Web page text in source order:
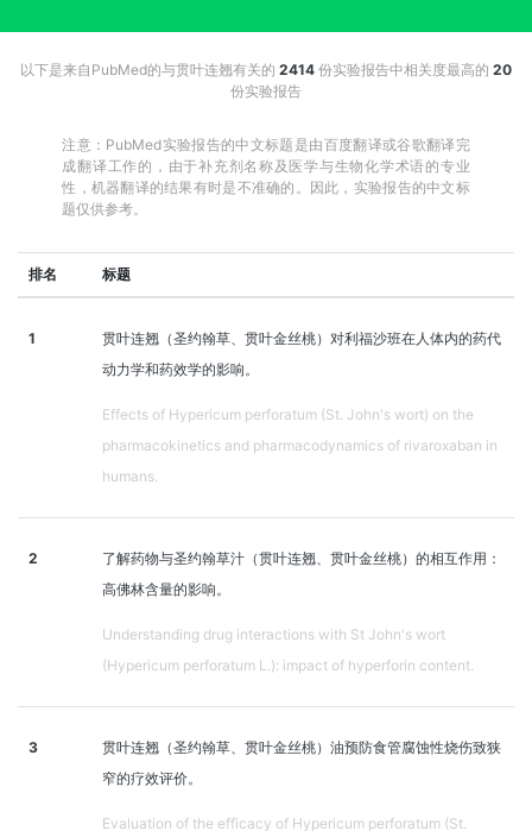
以下是来自PubMed的与贯叶连翘有关的 2414 份实验报告中相关度最高的 20
份实验报告
注意：PubMed实验报告的中文标题是由百度翻译或谷歌翻译完
成翻译工作的，由于补充剂名称及医学与生物化学术语的专业
性，机器翻译的结果有时是不准确的。因此，实验报告的中文标
题仅供参考。
排名 标题
1
贯叶连翘（圣约翰草、贯叶金丝桃）对利福沙班在人体内的药代
动力学和药效学的影响。
Effects of Hypericum perforatum (St. John's wort) on the
pharmacokinetics and pharmacodynamics of rivaroxaban in
humans.
2
了解药物与圣约翰草汁（贯叶连翘、贯叶金丝桃）的相互作用：
高佛林含量的影响。
Understanding drug interactions with St John's wort
(Hypericum perforatum L.): impact of hyperforin content.
3
贯叶连翘（圣约翰草、贯叶金丝桃）油预防食管腐蚀性烧伤致狭
窄的疗效评价。
Evaluation of the efficacy of Hypericum perforatum (St.